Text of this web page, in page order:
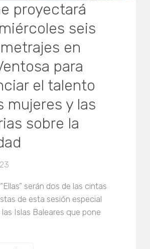
proyectará
seis
en
para
el talento
mujeres y las
sobre la
serán dos de las cintas
de esta sesión especial
las Islas Baleares que pone